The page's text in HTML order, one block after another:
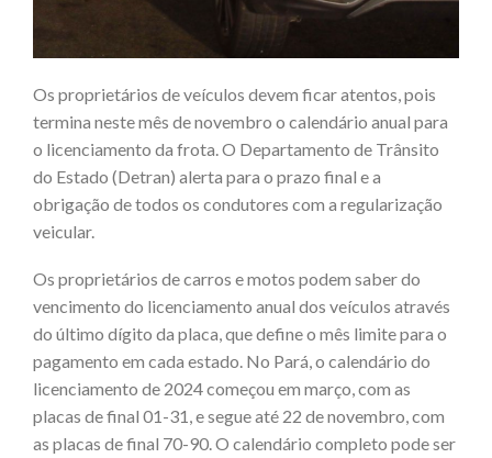
Os proprietários de veículos devem ficar atentos, pois
termina neste mês de novembro o calendário anual para
o licenciamento da frota. O Departamento de Trânsito
do Estado (Detran) alerta para o prazo final e a
obrigação de todos os condutores com a regularização
veicular.
Os proprietários de carros e motos podem saber do
vencimento do licenciamento anual dos veículos através
do último dígito da placa, que define o mês limite para o
pagamento em cada estado. No Pará, o calendário do
licenciamento de 2024 começou em março, com as
placas de final 01-31, e segue até 22 de novembro, com
as placas de final 70-90. O calendário completo pode ser